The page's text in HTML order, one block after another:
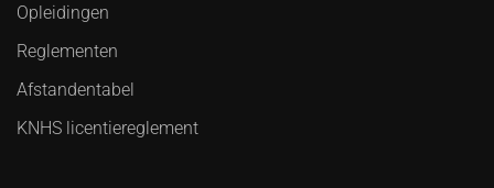
Opleidingen
Reglementen
Afstandentabel
KNHS licentiereglement